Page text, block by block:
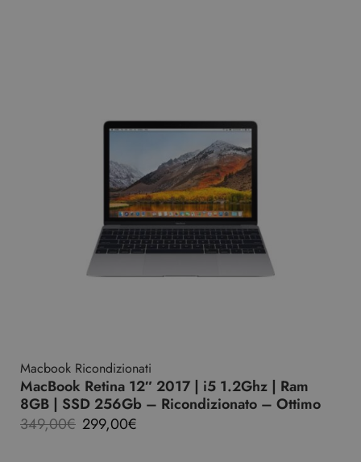
Macbook Ricondizionati
MacBook Retina 12″ 2017 | i5 1.2Ghz | Ram
8GB | SSD 256Gb – Ricondizionato – Ottimo
349,00€ 299,00€